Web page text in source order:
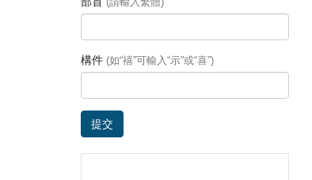
構件 (如“禧”可輸入“示”或“喜”)
提交